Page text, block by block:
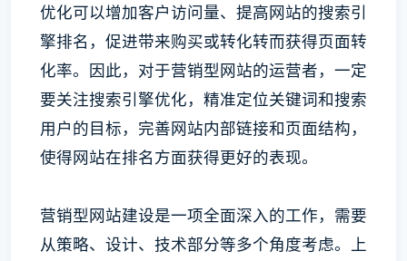
优化可以增加客户访问量、提高网站的搜索引
擎排名，促进带来购买或转化转而获得页面转
化率。因此，对于营销型网站的运营者，一定
要关注搜索引擎优化，精准定位关键词和搜索
用户的目标，完善网站内部链接和页面结构，
使得网站在排名方面获得更好的表现。
营销型网站建设是一项全面深入的工作，需要
从策略、设计、技术部分等多个角度考虑。上